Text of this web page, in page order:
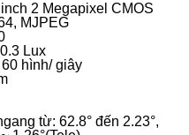
2 Megapixel CMOS
MJPEG
Lux
hình/ giây
từ: 62.8° đến 2.23°,